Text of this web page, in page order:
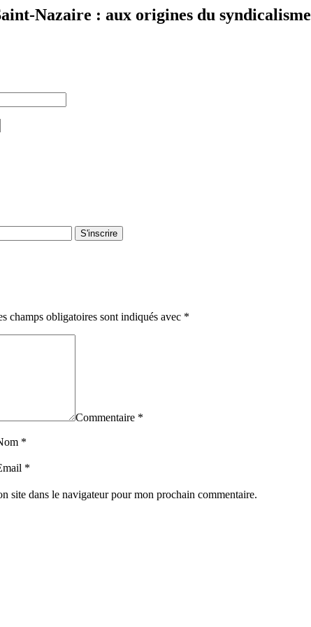
Nazaire : aux origines du syndicalisme
champs obligatoires sont indiqués avec *
Commentaire *
*
*
site dans le navigateur pour mon prochain commentaire.